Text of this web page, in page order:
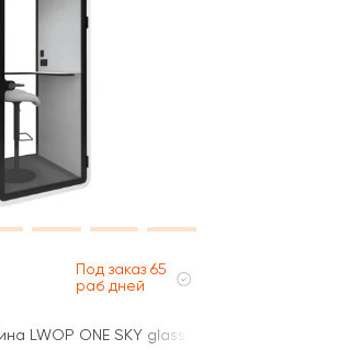
Под заказ 65
раб дней
LWOP ONE SKY glass